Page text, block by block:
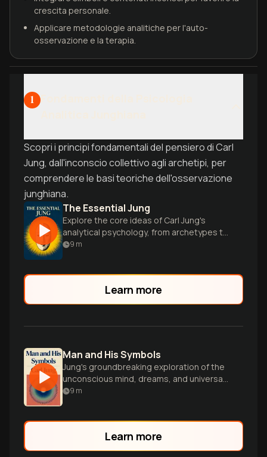
crescita personale.
Applicare metodologie analitiche per l'auto-
osservazione e la terapia.
1
Scopri i principi fondamentali del pensiero di Carl
Jung, dall'inconscio collettivo agli archetipi, per
comprendere le basi teoriche dell'osservazione
junghiana.
The Essential Jung
Explore the core ideas of Carl Jung's
analytical psychology, from archetypes to
the collective unconscious, in this
9 m
Learn more
Man and His Symbols
Jung's groundbreaking exploration of the
unconscious mind, dreams, and universal
symbols that shape human experience
9 m
Learn more